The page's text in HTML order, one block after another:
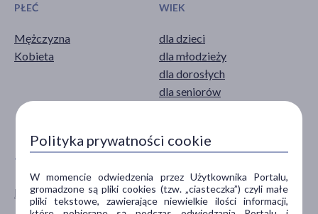
PŁEĆ
Mężczyzna
Kobieta
WIEK
dla dzieci
dla młodzieży
dla dorosłych
dla seniorów
TYP PRODUKTU
Kosmetyk
papier
chusteczki
Polityka prywatności cookie
W momencie odwiedzenia przez Użytkownika Portalu,
gromadzone są pliki cookies (tzw. „ciasteczka”) czyli małe
pliki tekstowe, zawierające niewielkie ilości informacji,